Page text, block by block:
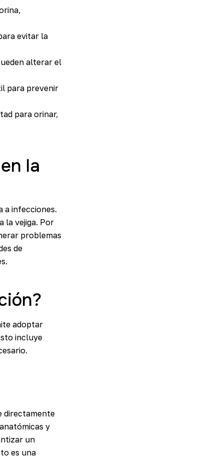
evitar la
alterar el
para prevenir
para orinar,
la
a infecciones.
la vejiga. Por
problemas
de
adoptar
incluye
directamente
y
un
es una